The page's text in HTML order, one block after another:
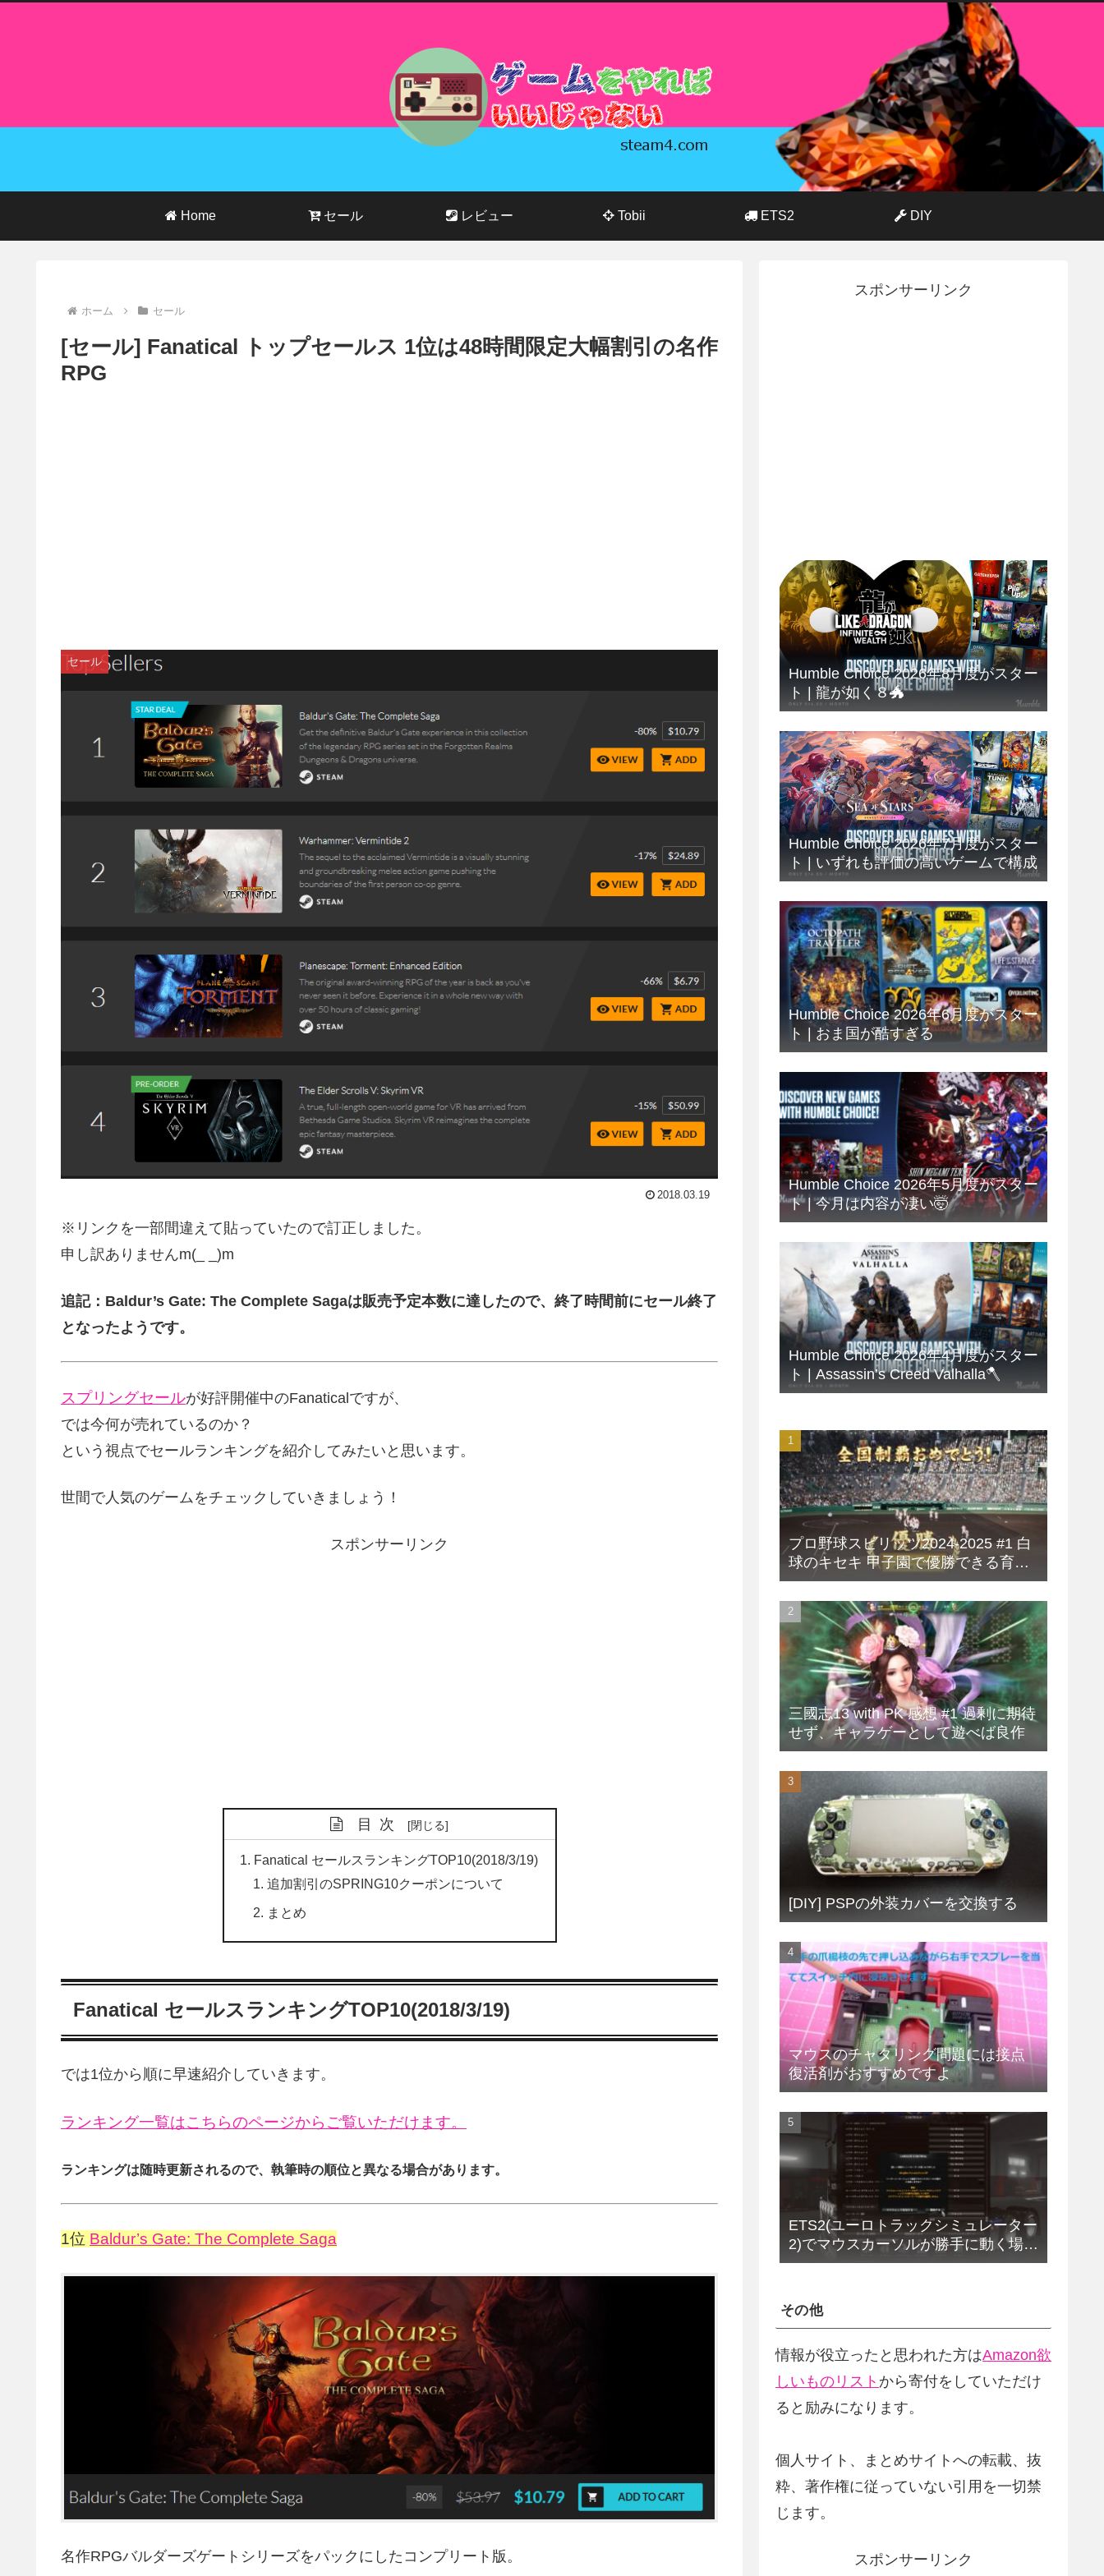
Home セール レビュー Tobii ETS2 DIY
ホーム セール
[セール] Fanatical トップセールス 1位は48時間限定大幅割引の名作
RPG
セール
2018.03.19
※リンクを一部間違えて貼っていたので訂正しました。
申し訳ありませんm(_ _)m
追記：Baldur’s Gate: The Complete Sagaは販売予定本数に達したので、終了時間前にセール終了
となったようです。
スプリングセールが好評開催中のFanaticalですが、
では今何が売れているのか？
という視点でセールランキングを紹介してみたいと思います。
世間で人気のゲームをチェックしていきましょう！
スポンサーリンク
目次
Fanatical セールスランキングTOP10(2018/3/19)
追加割引のSPRING10クーポンについて
まとめ
Fanatical セールスランキングTOP10(2018/3/19)
では1位から順に早速紹介していきます。
ランキング一覧はこちらのページからご覧いただけます。
ランキングは随時更新されるので、執筆時の順位と異なる場合があります。
1位 Baldur’s Gate: The Complete Saga
名作RPGバルダーズゲートシリーズをパックにしたコンプリート版。
スポンサーリンク
Humble Choice 2026年8月度がスター
ト | 龍が如く８🐲
Humble Choice 2026年7月度がスター
ト | いずれも評価の高いゲームで構成
Humble Choice 2026年6月度がスター
ト | おま国が酷すぎる
Humble Choice 2026年5月度がスター
ト | 今月は内容が凄い🤯
Humble Choice 2026年4月度がスター
ト | Assassin’s Creed Valhalla🪓
プロ野球スピリッツ2024-2025 #1 白
球のキセキ 甲子園で優勝できる育成
方法
三國志13 with PK 感想 #1 過剰に期待
せず、キャラゲーとして遊べば良作
[DIY] PSPの外装カバーを交換する
マウスのチャタリング問題には接点
復活剤がおすすめですよ
ETS2(ユーロトラックシミュレーター
2)でマウスカーソルが勝手に動く場合
の解決法(改定版)
その他
情報が役立ったと思われた方はAmazon欲
しいものリスト から寄付をしていただけ
ると励みになります。
個人サイト、まとめサイトへの転載、抜
粋、著作権に従っていない引用を一切禁
じます。
スポンサーリンク